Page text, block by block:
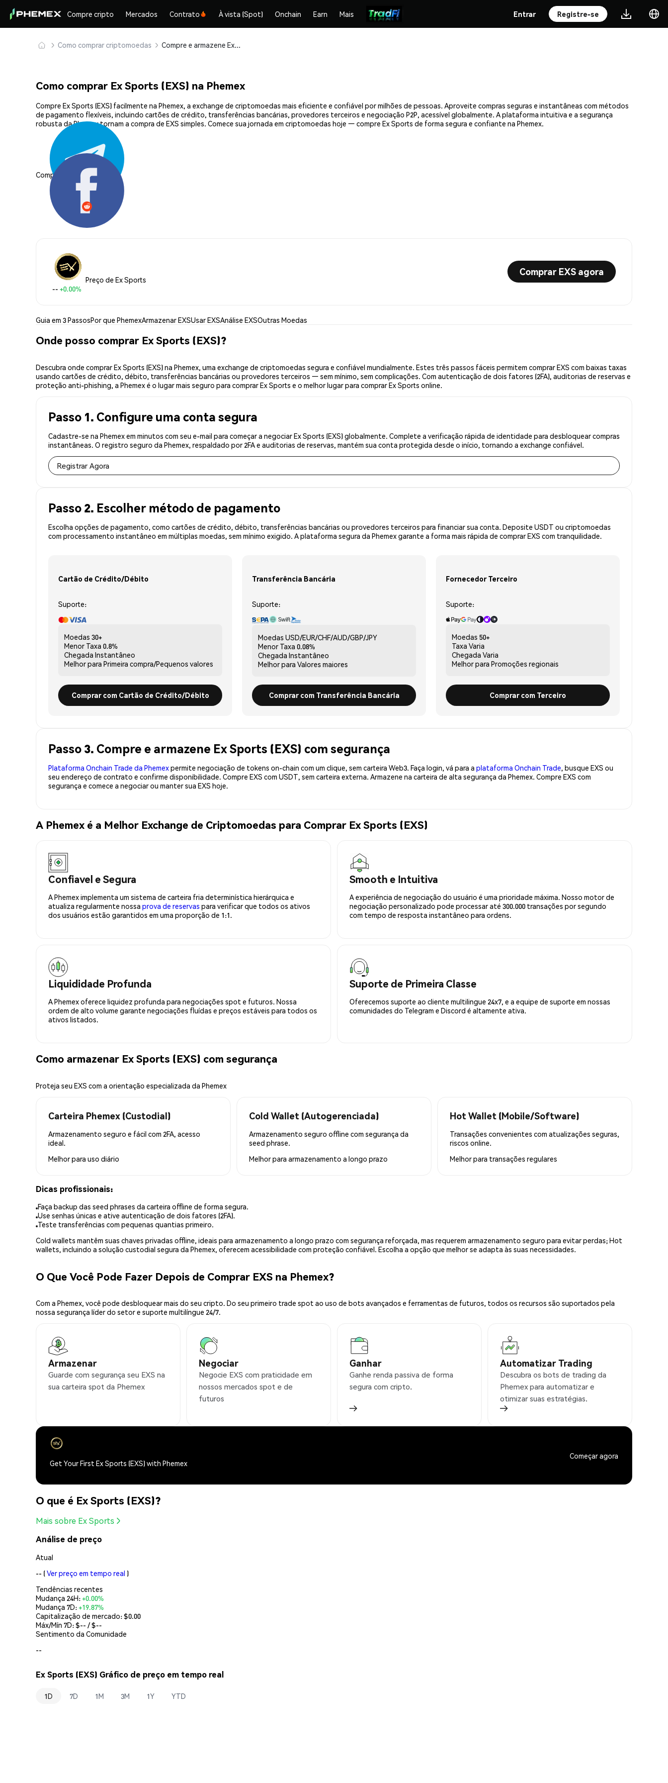
Compre cripto Mercados Contrato À vista (Spot) Onchain Earn Mais Entrar Registre-se
Como comprar criptomoedas Compre e armazene Ex Sports (EXS) com segurança
Como comprar Ex Sports (EXS) na Phemex
Compre Ex Sports (EXS) facilmente na Phemex, a exchange de criptomoedas mais eficiente e confiável por milhões de pessoas. Aproveite compras seguras e instantâneas com métodos
de pagamento flexíveis, incluindo cartões de crédito, transferências bancárias, provedores terceiros e negociação P2P, acessível globalmente. A plataforma intuitiva e a segurança
robusta da Phemex tornam a compra de EXS simples. Comece sua jornada em criptomoedas hoje — compre Ex Sports de forma segura e confiante na Phemex.
Compartilhar:
Preço de Ex Sports
-- +0.00%
Comprar EXS agora
Guia em 3 PassosPor que PhemexArmazenar EXSUsar EXSAnálise EXSOutras Moedas
Onde posso comprar Ex Sports (EXS)?
Descubra onde comprar Ex Sports (EXS) na Phemex, uma exchange de criptomoedas segura e confiável mundialmente. Estes três passos fáceis permitem comprar EXS com baixas taxas
usando cartões de crédito, débito, transferências bancárias ou provedores terceiros — sem mínimo, sem complicações. Com autenticação de dois fatores (2FA), auditorias de reservas e
proteção anti-phishing, a Phemex é o lugar mais seguro para comprar Ex Sports e o melhor lugar para comprar Ex Sports online.
Passo 1. Configure uma conta segura
Cadastre-se na Phemex em minutos com seu e-mail para começar a negociar Ex Sports (EXS) globalmente. Complete a verificação rápida de identidade para desbloquear compras
instantâneas. O registro seguro da Phemex, respaldado por 2FA e auditorias de reservas, mantém sua conta protegida desde o início, tornando a exchange confiável.
Registrar Agora
Passo 2. Escolher método de pagamento
Escolha opções de pagamento, como cartões de crédito, débito, transferências bancárias ou provedores terceiros para financiar sua conta. Deposite USDT ou criptomoedas
com processamento instantâneo em múltiplas moedas, sem mínimo exigido. A plataforma segura da Phemex garante a forma mais rápida de comprar EXS com tranquilidade.
Cartão de Crédito/Débito
Suporte:
Moedas 30+
Menor Taxa 0.8%
Chegada Instantâneo
Melhor para Primeira compra/Pequenos valores
Comprar com Cartão de Crédito/Débito
Transferência Bancária
Suporte:
Moedas USD/EUR/CHF/AUD/GBP/JPY
Menor Taxa 0.08%
Chegada Instantâneo
Melhor para Valores maiores
Comprar com Transferência Bancária
Fornecedor Terceiro
Suporte:
Moedas 50+
Taxa Varia
Chegada Varia
Melhor para Promoções regionais
Comprar com Terceiro
Passo 3. Compre e armazene Ex Sports (EXS) com segurança
Plataforma Onchain Trade da Phemexpermite negociação de tokens on-chain com um clique, sem carteira Web3. Faça login, vá para a plataforma Onchain Trade, busque EXS ou
seu endereço de contrato e confirme disponibilidade. Compre EXS com USDT, sem carteira externa. Armazene na carteira de alta segurança da Phemex. Compre EXS com
segurança e comece a negociar ou manter sua EXS hoje.
A Phemex é a Melhor Exchange de Criptomoedas para Comprar Ex Sports (EXS)
Confiavel e Segura
A Phemex implementa um sistema de carteira fria determinística hierárquica e
atualiza regularmente nossa prova de reservas para verificar que todos os ativos
dos usuários estão garantidos em uma proporção de 1:1.
Smooth e Intuitiva
A experiência de negociação do usuário é uma prioridade máxima. Nosso motor de
negociação personalizado pode processar até 300.000 transações por segundo
com tempo de resposta instantâneo para ordens.
Liquididade Profunda
A Phemex oferece liquidez profunda para negociações spot e futuros. Nossa
ordem de alto volume garante negociações fluídas e preços estáveis para todos os
ativos listados.
Suporte de Primeira Classe
Oferecemos suporte ao cliente multilingue 24x7, e a equipe de suporte em nossas
comunidades do Telegram e Discord é altamente ativa.
Como armazenar Ex Sports (EXS) com segurança
Proteja seu EXS com a orientação especializada da Phemex
Carteira Phemex (Custodial)
Armazenamento seguro e fácil com 2FA, acesso
ideal.
Melhor para uso diário
Cold Wallet (Autogerenciada)
Armazenamento seguro offline com segurança da
seed phrase.
Melhor para armazenamento a longo prazo
Hot Wallet (Mobile/Software)
Transações convenientes com atualizações seguras,
riscos online.
Melhor para transações regulares
Dicas profissionais:
Faça backup das seed phrases da carteira offline de forma segura.
Use senhas únicas e ative autenticação de dois fatores (2FA).
Teste transferências com pequenas quantias primeiro.
Cold wallets mantêm suas chaves privadas offline, ideais para armazenamento a longo prazo com segurança reforçada, mas requerem armazenamento seguro para evitar perdas; Hot
wallets, incluindo a solução custodial segura da Phemex, oferecem acessibilidade com proteção confiável. Escolha a opção que melhor se adapta às suas necessidades.
O Que Você Pode Fazer Depois de Comprar EXS na Phemex?
Com a Phemex, você pode desbloquear mais do seu cripto. Do seu primeiro trade spot ao uso de bots avançados e ferramentas de futuros, todos os recursos são suportados pela
nossa segurança líder do setor e suporte multilíngue 24/7.
Armazenar
Guarde com segurança seu EXS na
sua carteira spot da Phemex
Negociar
Negocie EXS com praticidade em
nossos mercados spot e de
futuros
Ganhar
Ganhe renda passiva de forma
segura com cripto.
Automatizar Trading
Descubra os bots de trading da
Phemex para automatizar e
otimizar suas estratégias.
Get Your First Ex Sports (EXS) with Phemex
Começar agora
O que é Ex Sports (EXS)?
Mais sobre Ex Sports
Análise de preço
Atual
-- (Ver preço em tempo real )
Tendências recentes
Mudança 24H:+0.00%
Mudança 7D:+19.87%
Capitalização de mercado:$0.00
Máx/Mín 7D: $-- / $--
Sentimento da Comunidade
--
Ex Sports (EXS) Gráfico de preço em tempo real
1D 7D 1M 3M 1Y YTD